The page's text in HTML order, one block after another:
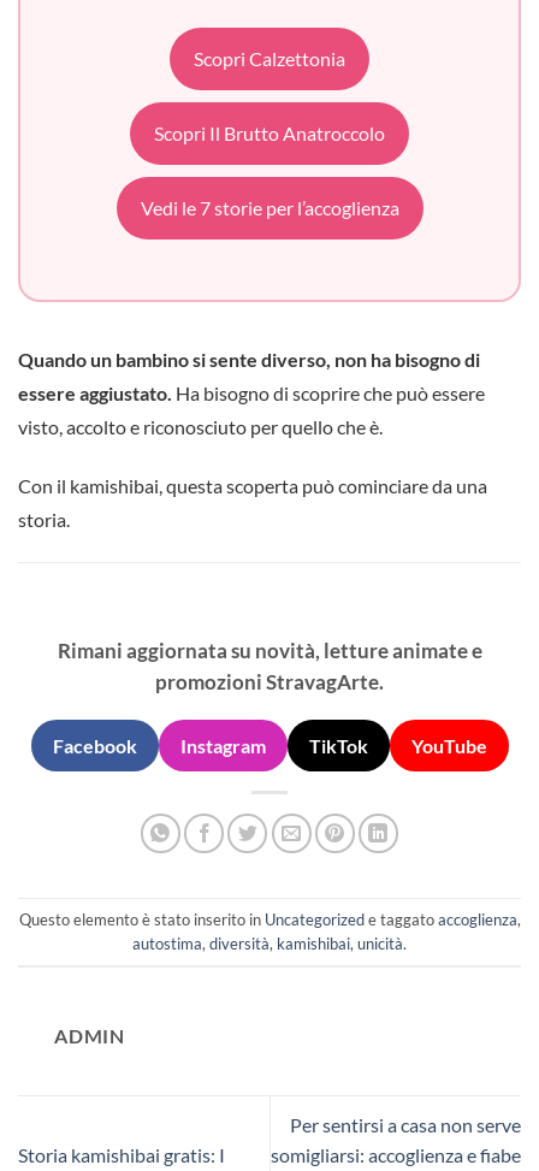
Scopri Calzettonia
Scopri Il Brutto Anatroccolo
Vedi le 7 storie per l’accoglienza
Quando un bambino si sente diverso, non ha bisogno di
essere aggiustato. Ha bisogno di scoprire che può essere
visto, accolto e riconosciuto per quello che è.
Con il kamishibai, questa scoperta può cominciare da una
storia.
Rimani aggiornata su novità, letture animate e
promozioni StravagArte.
Facebook Instagram TikTok YouTube
Questo elemento è stato inserito in Uncategorizede taggatoaccoglienza,
autostima, diversità, kamishibai, unicità.
ADMIN
Storia kamishibai gratis: I
Per sentirsi a casa non serve
somigliarsi: accoglienza e fiabe